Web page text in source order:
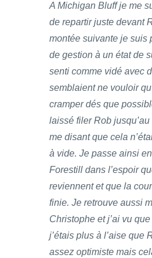
A Michigan Bluff je me
de repartir juste devant
montée suivante je suis
de gestion à un état de
senti comme vidé avec
semblaient ne vouloir
cramper dés que
laissé filer Rob
me disant que cela
à vide. Je passe ainsi
Forestill dans l’espoir
reviennent et que la
finie. Je retrouve aussi
Christophe et j’ai vu
j’étais plus à l’aise que
assez optimiste mais